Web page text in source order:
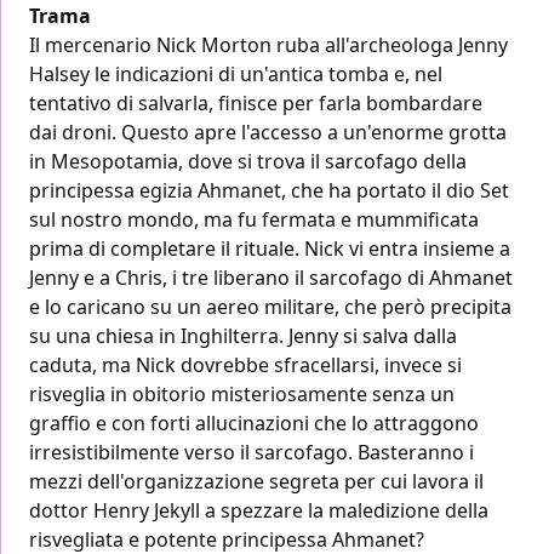
Trama
Il mercenario Nick Morton ruba all'archeologa Jenny
Halsey le indicazioni di un'antica tomba e, nel
tentativo di salvarla, finisce per farla bombardare
dai droni. Questo apre l'accesso a un'enorme grotta
in Mesopotamia, dove si trova il sarcofago della
principessa egizia Ahmanet, che ha portato il dio Set
sul nostro mondo, ma fu fermata e mummificata
prima di completare il rituale. Nick vi entra insieme a
Jenny e a Chris, i tre liberano il sarcofago di Ahmanet
e lo caricano su un aereo militare, che però precipita
su una chiesa in Inghilterra. Jenny si salva dalla
caduta, ma Nick dovrebbe sfracellarsi, invece si
risveglia in obitorio misteriosamente senza un
graffio e con forti allucinazioni che lo attraggono
irresistibilmente verso il sarcofago. Basteranno i
mezzi dell'organizzazione segreta per cui lavora il
dottor Henry Jekyll a spezzare la maledizione della
risvegliata e potente principessa Ahmanet?